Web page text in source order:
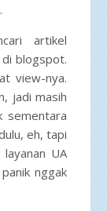
artikel
blogspot.
view-nya.
jadi masih
sementara
eh, tapi
UA
nggak